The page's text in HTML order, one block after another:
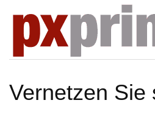
Vernetzen Sie